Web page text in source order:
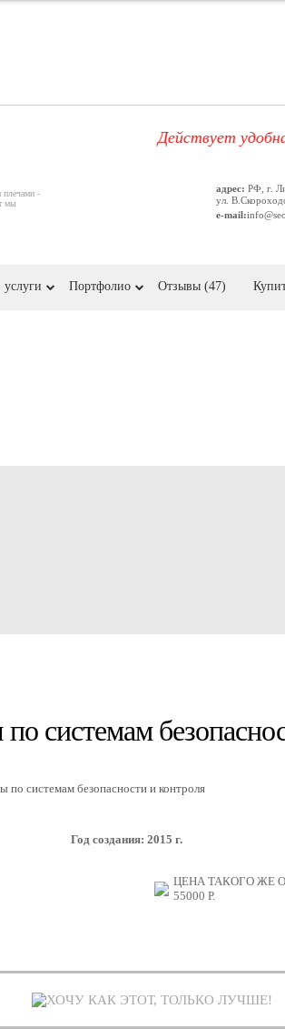
Действует удобная
плечами -
мы
адрес: РФ, г.
ул.
e-mail:
Портфолио Отзывы (47)
системам
по системам безопасности и контроля
Год создания: 2015 г.
ЦЕНА ТАКОГО ЖЕ
55000 Р.
ХОЧУ КАК ЭТОТ, ТОЛЬКО ЛУЧШЕ!